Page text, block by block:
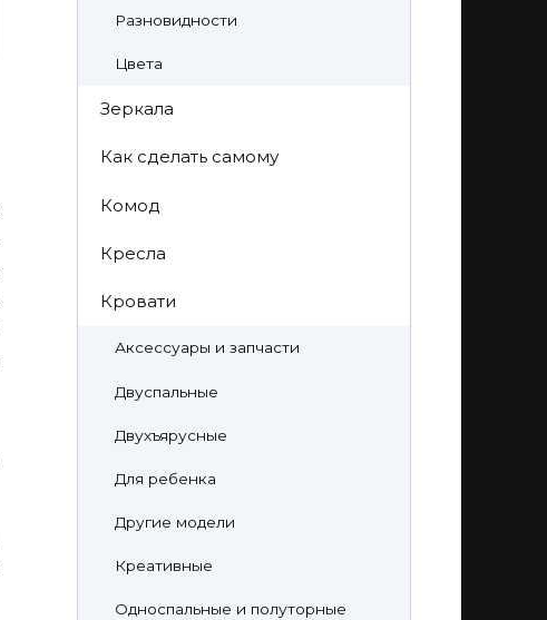
Разновидности
Цвета
Зеркала
Как сделать самому
Комод
Кресла
Кровати
Аксессуары и запчасти
Двуспальные
Двухъярусные
Для ребенка
Другие модели
Креативные
Односпальные и полуторные